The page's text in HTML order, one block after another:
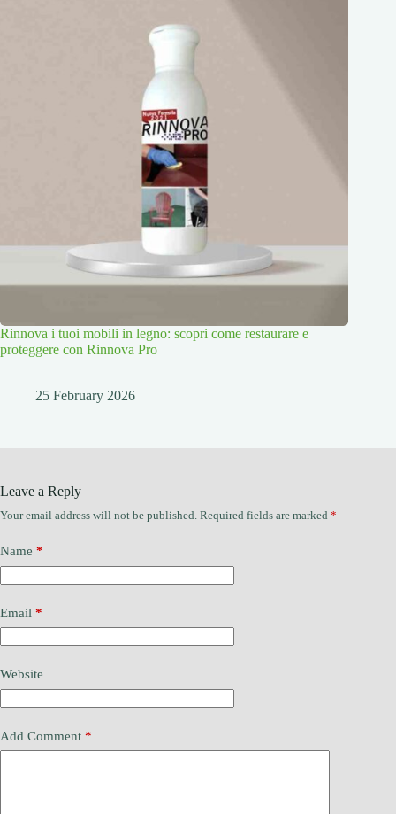
Rinnova i tuoi mobili in legno: scopri come restaurare e
proteggere con Rinnova Pro
25 February 2026
Leave a Reply
Your email address will not be published. Required fields are marked *
Name *
Email *
Website
Add Comment *